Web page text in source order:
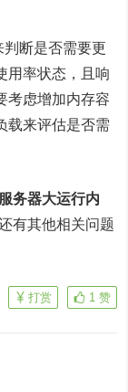
断是否需要更
用率状态，且响
考虑增加内存容
载来评估是否需
服务器大运行内
有其他相关问题
1 赞
打赏